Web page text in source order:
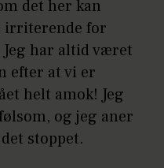
det her kan
irriterende for
har altid været
efter at vi er
helt amok! Jeg
og jeg aner
stoppet.